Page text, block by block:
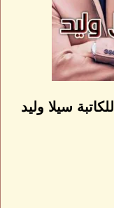
رواية شظايا قلوب محترقة ج1 للكاتبة سيلا وليد